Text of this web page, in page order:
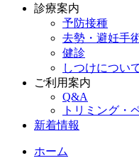
診療案内
予防接種
去勢・避妊手
健診
しつけについ
ご利用案内
Q&A
トリミング・
新着情報
ホーム